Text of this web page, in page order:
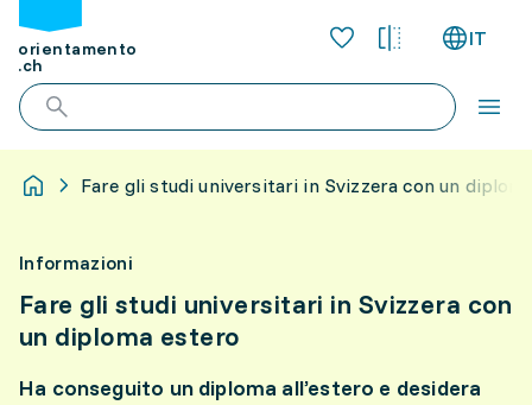
orientamento
.ch
IT
Fare gli studi universitari in Svizzera con un
Informazioni
Fare gli studi universitari in Svizzera con
un diploma estero
Ha conseguito un diploma all’estero e desidera